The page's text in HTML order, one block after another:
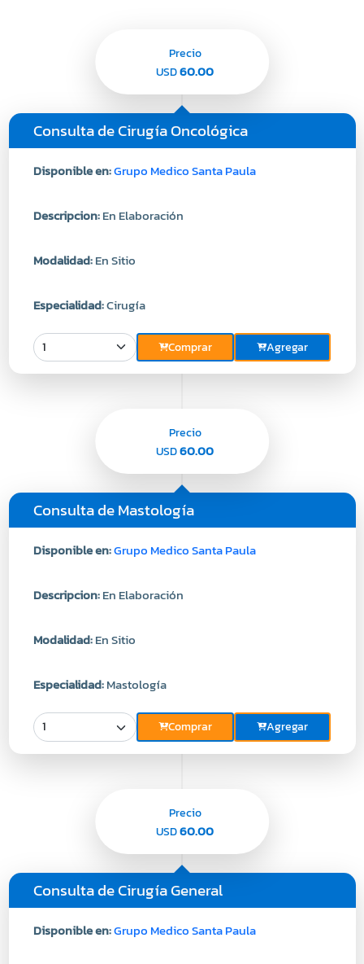
Consulta de Cirugía Oncológica
Disponible en:Grupo Medico Santa Paula
Descripcion:En Elaboración
Modalidad:En Sitio
Especialidad:Cirugía
Comprar Agregar
Precio
USD60.00
Consulta de Mastología
Disponible en:Grupo Medico Santa Paula
Descripcion:En Elaboración
Modalidad:En Sitio
Especialidad:Mastología
Comprar Agregar
Precio
USD60.00
Consulta de Cirugía General
Disponible en:Grupo Medico Santa Paula
Precio
USD60.00